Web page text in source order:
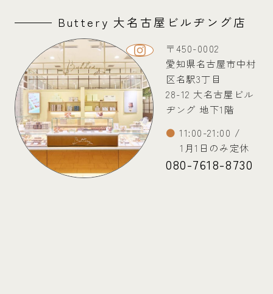
Buttery 大名古屋ビルヂング店
〒450-0002
愛知県名古屋市中村
区名駅3丁目
28-12 大名古屋ビル
ヂング 地下1階
11:00-21:00 /
1月1日のみ定休
080-7618-8730